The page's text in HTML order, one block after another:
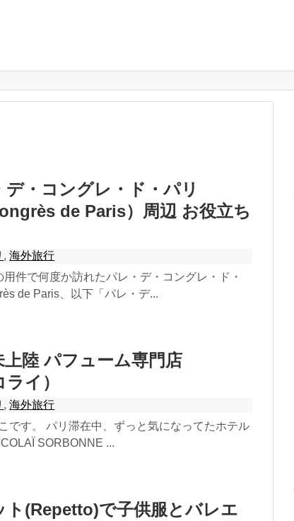
デ・コングレ・ド・パリ
de Paris）周辺 お役立ち
,海外旅行
件で何度か訪れたパレ・デ・コングレ・ド・
de Paris、以下「パレ・デ...
上陸 パフューム専門店
イ）
,海外旅行
です。 パリ滞在中、ずっと気になってたホテル
SORBONNE ...
ト(Repetto)で子供服とバレエ